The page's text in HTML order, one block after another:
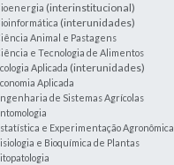
(interinstitucional)
(interunidades)
Animal e Pastagens
e Tecnologia de Alimentos
Aplicada (interunidades)
Aplicada
de Sistemas Agrícolas
e Experimentação Agronômica
e Bioquímica de Plantas